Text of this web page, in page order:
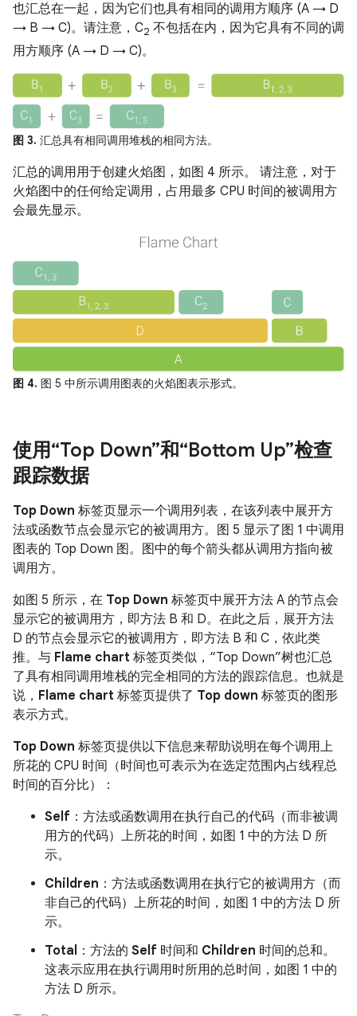
也汇总在一起，因为它们也具有相同的调用方顺序 (A → D
→ B → C)。请注意，C2 不包括在内，因为它具有不同的调
用方顺序 (A → D → C)。
图 3. 汇总具有相同调用堆栈的相同方法。
汇总的调用用于创建火焰图，如图 4 所示。 请注意，对于
火焰图中的任何给定调用，占用最多 CPU 时间的被调用方
会最先显示。
图 4. 图 5 中所示调用图表的火焰图表示形式。
使用“Top Down”和“Bottom Up”检查
跟踪数据
Top Down 标签页显示一个调用列表，在该列表中展开方
法或函数节点会显示它的被调用方。图 5 显示了图 1 中调用
图表的 Top Down 图。图中的每个箭头都从调用方指向被
调用方。
如图 5 所示，在 Top Down 标签页中展开方法 A 的节点会
显示它的被调用方，即方法 B 和 D。在此之后，展开方法
D 的节点会显示它的被调用方，即方法 B 和 C，依此类
推。与 Flame chart 标签页类似，“Top Down”树也汇总
了具有相同调用堆栈的完全相同的方法的跟踪信息。也就是
说， Flame chart 标签页提供了 Top down 标签页的图形
表示方式。
Top Down 标签页提供以下信息来帮助说明在每个调用上
所花的 CPU 时间（时间也可表示为在选定范围内占线程总
时间的百分比）：
Self ：方法或函数调用在执行自己的代码（而非被调
用方的代码）上所花的时间，如图 1 中的方法 D 所
示。
Children ：方法或函数调用在执行它的被调用方（而
非自己的代码）上所花的时间，如图 1 中的方法 D 所
示。
Total ：方法的 Self 时间和 Children 时间的总和。
这表示应用在执行调用时所用的总时间，如图 1 中的
方法 D 所示。